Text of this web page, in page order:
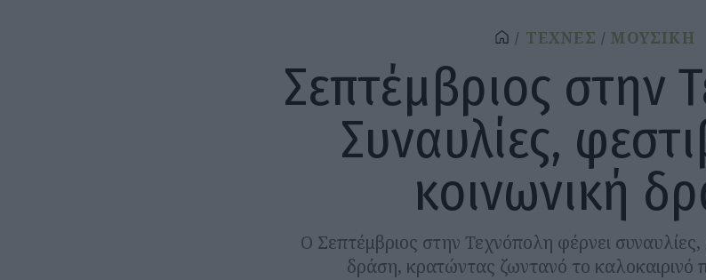
ΤΕΧΝΕΣ ΜΟΥΣΙΚΗ
Σεπτέμβριος στην
Συναυλίες,
κοινωνική
Ο Σεπτέμβριος στην Τεχνόπολη φέρνει συναυλίες,
δράση, κρατώντας ζωντανό το καλοκαιρινό